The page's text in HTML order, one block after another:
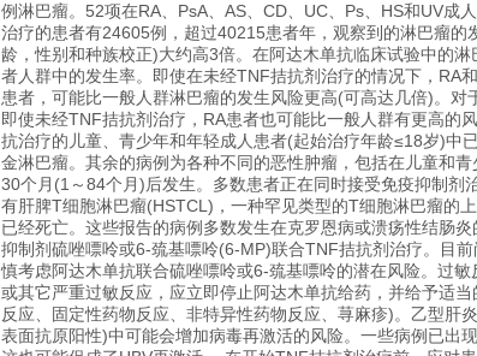
例淋巴瘤。52项在RA、PsA、AS、CD、UC、Ps、HS和UV
治疗的患者有24605例，超过40215患者年，观察到的淋巴瘤
龄，性别和种族校正)大约高3倍。在阿达木单抗临床试验中的
者人群中的发生率。即使在未经TNF拮抗剂治疗的情况下，RA
患者，可能比一般人群淋巴瘤的发生风险更高(可高达几倍)。
即使未经TNF拮抗剂治疗，RA患者也可能比一般人群有更高
抗治疗的儿童、青少年和年轻成人患者(起始治疗年龄≤18岁)中
金淋巴瘤。其余的病例为各种不同的恶性肿瘤，包括在儿童和
30个月(1～84个月)后发生。多数患者正在同时接受免疫抑制
有肝脾T细胞淋巴瘤(HSTCL)，一种罕见类型的T细胞淋巴瘤的
已经死亡。这些报告的病例多数发生在克罗恩病或溃疡性结肠
抑制剂硫唑嘌呤或6-巯基嘌呤(6-MP)联合TNF拮抗剂治疗。目
慎考虑阿达木单抗联合硫唑嘌呤或6-巯基嘌呤的潜在风险。过
或其它严重过敏反应，应立即停止阿达木单抗给药，并给予适
反应、固定性药物反应、非特异性药物反应、荨麻疹)。乙型肝
表面抗原阳性)中可能会增加病毒再激活的风险。一些病例已出